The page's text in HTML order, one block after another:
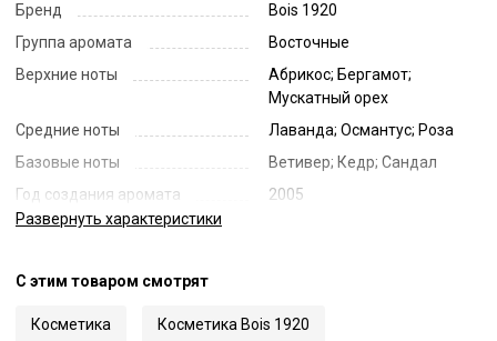
Бренд
Bois 1920
Группа аромата
Восточные
Верхние ноты
Абрикос; Бергамот;
Мускатный орех
Средние ноты
Лаванда; Османтус; Роза
Базовые ноты
Ветивер; Кедр; Сандал
Год создания аромата
2005
Объем
Код
Артикул
P-Classic 1920
Развернуть характеристики
С этим товаром смотрят
Косметика Косметика Bois 1920